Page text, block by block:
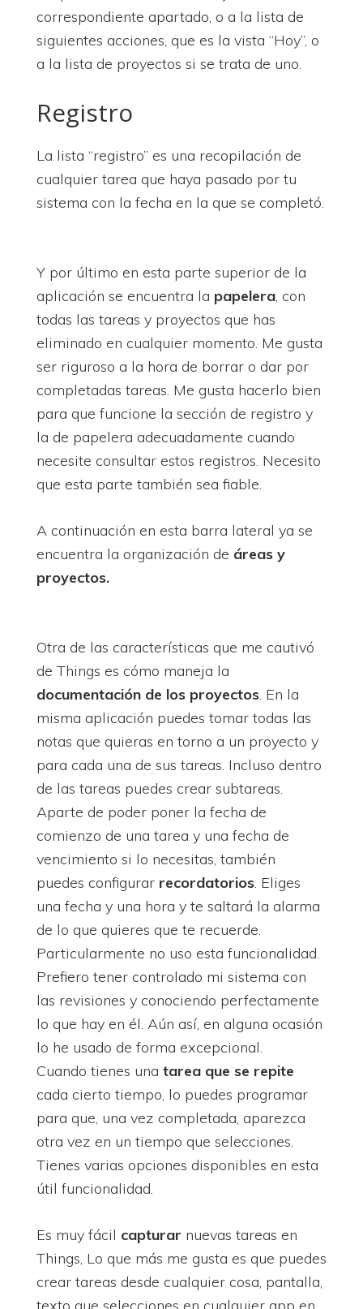
correspondiente apartado, o a la lista de
siguientes acciones, que es la vista “Hoy”, o
a la lista de proyectos si se trata de uno.
Registro
La lista “registro” es una recopilación de
cualquier tarea que haya pasado por tu
sistema con la fecha en la que se completó.
Y por último en esta parte superior de la
aplicación se encuentra la papelera, con
todas las tareas y proyectos que has
eliminado en cualquier momento. Me gusta
ser riguroso a la hora de borrar o dar por
completadas tareas. Me gusta hacerlo bien
para que funcione la sección de registro y
la de papelera adecuadamente cuando
necesite consultar estos registros. Necesito
que esta parte también sea fiable.
A continuación en esta barra lateral ya se
encuentra la organización de áreas y
proyectos.
Otra de las características que me cautivó
de Things es cómo maneja la
documentación de los proyectos. En la
misma aplicación puedes tomar todas las
notas que quieras en torno a un proyecto y
para cada una de sus tareas. Incluso dentro
de las tareas puedes crear subtareas.
Aparte de poder poner la fecha de
comienzo de una tarea y una fecha de
vencimiento si lo necesitas, también
puedes configurar recordatorios. Eliges
una fecha y una hora y te saltará la alarma
de lo que quieres que te recuerde.
Particularmente no uso esta funcionalidad.
Prefiero tener controlado mi sistema con
las revisiones y conociendo perfectamente
lo que hay en él. Aún así, en alguna ocasión
lo he usado de forma excepcional.
Cuando tienes una tarea que se repite
cada cierto tiempo, lo puedes programar
para que, una vez completada, aparezca
otra vez en un tiempo que selecciones.
Tienes varias opciones disponibles en esta
útil funcionalidad.
Es muy fácil capturar nuevas tareas en
Things, Lo que más me gusta es que puedes
crear tareas desde cualquier cosa, pantalla,